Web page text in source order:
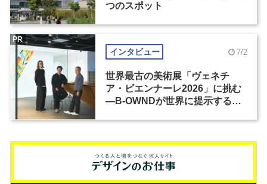
つのスポット
インタビュー 7/2
世界最古の美術展「ヴェネチ
ア・ビエンナーレ2026」に挑む
―B-OWNDが世界に提示する美
PR